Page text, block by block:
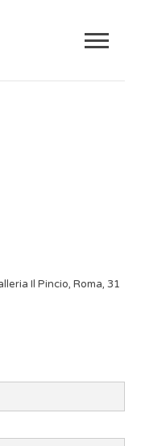
Il Pincio, Roma, 31